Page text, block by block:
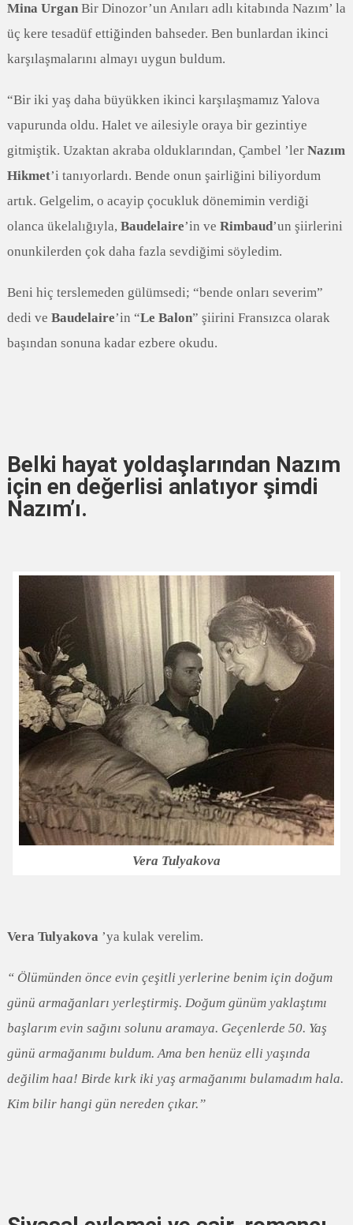
Mina UrganBir Dinozor’un Anıları adlı kitabında Nazım’ la
üç kere tesadüf ettiğinden bahseder. Ben bunlardan ikinci
karşılaşmalarını almayı uygun buldum.
“Bir iki yaş daha büyükken ikinci karşılaşmamız Yalova
vapurunda oldu. Halet ve ailesiyle oraya bir gezintiye
gitmiştik. Uzaktan akraba olduklarından, Çambel ’ler Nazım
Hikmet’i tanıyorlardı. Bende onun şairliğini biliyordum
artık. Gelgelim, o acayip çocukluk dönemimin verdiği
olanca ükelalığıyla, Baudelaire’in ve Rimbaud’un şiirlerini
onunkilerden çok daha fazla sevdiğimi söyledim.
Beni hiç terslemeden gülümsedi; “bende onları severim”
dedi ve Baudelaire’in “Le Balon” şiirini Fransızca olarak
başından sonuna kadar ezbere okudu.
Belki hayat yoldaşlarından Nazım
için en değerlisi anlatıyor şimdi
Nazım’ı.
Vera Tulyakova
Vera Tulyakova ’ya kulak verelim.
“ Ölümünden önce evin çeşitli yerlerine benim için doğum
günü armağanları yerleştirmiş. Doğum günüm yaklaştımı
başlarım evin sağını solunu aramaya. Geçenlerde 50. Yaş
günü armağanımı buldum. Ama ben henüz elli yaşında
değilim haa! Birde kırk iki yaş armağanımı bulamadım hala.
Kim bilir hangi gün nereden çıkar.”